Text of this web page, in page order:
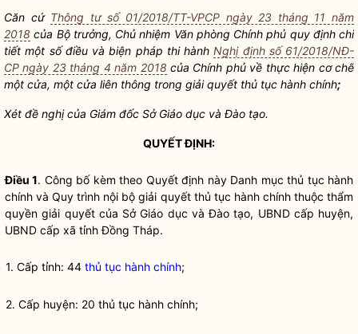
Căn cứ Thông tư số 01/2018/TT-VPCP ngày 23 tháng 11 năm
2018 của Bộ trưởng, Chủ nhiệm Văn phòng Chính phủ quy định chi
tiết một số điều và biện pháp thi hànhNghị định số 61/2018/NĐ-
CP ngày 23 tháng 4 năm 2018 của Chính phủ về thực hiện cơ chế
một cửa, một cửa liên thông trong giải quyết thủ tục hành chính;
Xét đề nghị của Giám đốc Sở Giáo dục và Đào tạo.
QUYẾT ĐỊNH:
Điều 1. Công bố kèm theo Quyết định này Danh mụcthủ tục hành
chính và Quy trình nội bộ giải quyết thủ tục hành chínhthuộc thẩm
quyền giải quyết của Sở Giáo dục và Đào tạo, UBND cấp huyện,
UBND cấp xã tỉnh Đồng Tháp.
1. Cấp tỉnh: 44 thủ tục hành chính;
2. Cấp huyện: 20 thủ tục hành chính;